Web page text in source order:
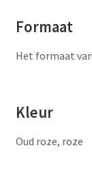
Formaat
Het formaat
Kleur
Oud roze, roze